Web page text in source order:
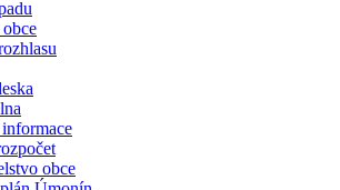
obce